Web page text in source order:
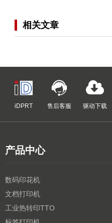
相关文章
iDPRT 售后客服 驱动下载
产品中心
数码印花机
文档打印机
工业热转印TTO